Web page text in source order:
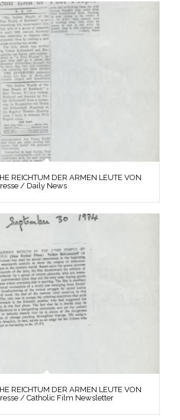
REICHTUM DER ARMEN LEUTE VON
/ Daily News
REICHTUM DER ARMEN LEUTE VON
/ Catholic Film Newsletter